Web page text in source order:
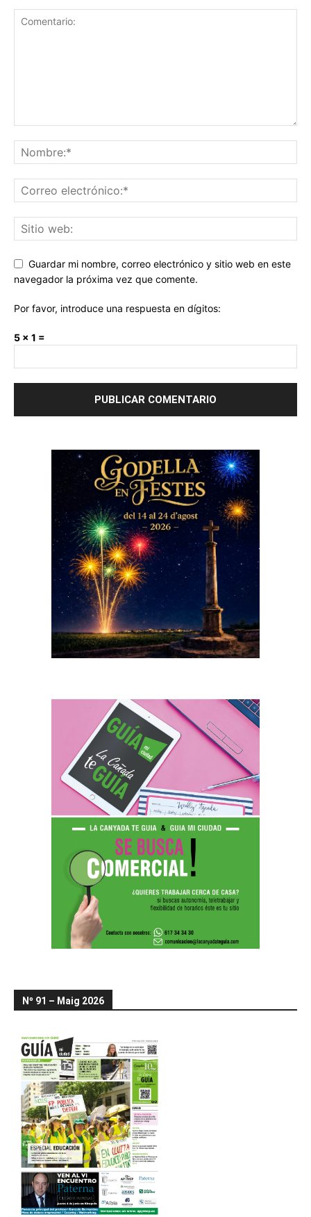
Guardar mi nombre, correo electrónico y sitio web en este
navegador la próxima vez que comente.
Por favor, introduce una respuesta en dígitos:
5 × 1 =
Nº 91 – Maig 2026